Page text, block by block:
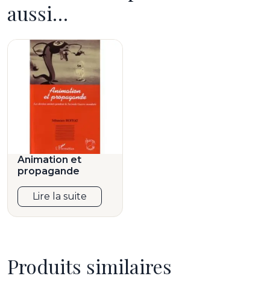
aussi…
Animation et
propagande
Lire la suite
Produits similaires